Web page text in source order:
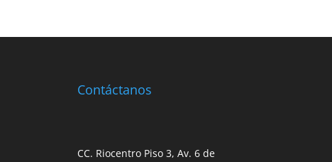
Contáctanos
CC. Riocentro Piso 3, Av. 6 de